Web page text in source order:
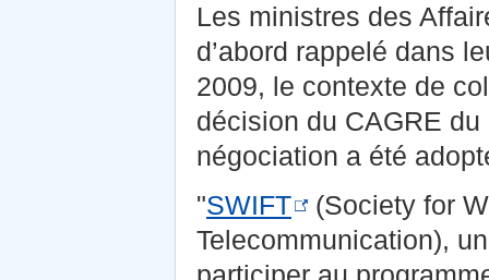
Les ministres des
d’abord rappelé dans
2009, le contexte de
décision du CAGRE
négociation a été
"SWIFT
(Society for
Telecommunication),